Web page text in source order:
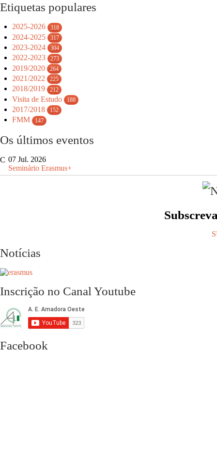
Etiquetas populares
2025-2026 318
2024-2025 317
2023-2024 304
2022-2023 273
2019/2020 264
2021/2022 225
2018/2019 212
Visita de Estudo 188
2017/2018 152
FMM 147
Os últimos eventos
07 Jul. 2026
Seminário Erasmus+
Notícias
Inscrição no Canal Youtube
Facebook